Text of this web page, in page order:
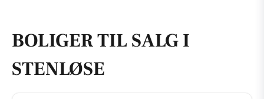
BOLIGER TIL SALG I
STENLØSE